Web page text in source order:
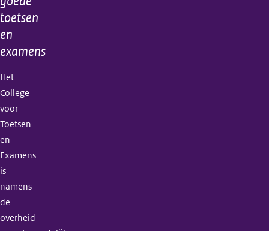
toetsen
en
examens
Het
College
voor
Toetsen
en
Examens
is
namens
de
overheid